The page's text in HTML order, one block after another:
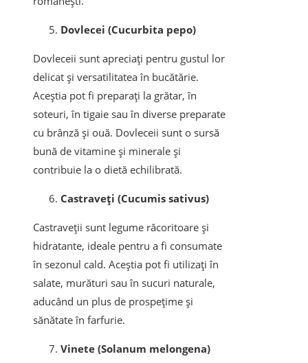
Dovlecei (Cucurbita pepo)
Dovleceii sunt apreciați pentru gustul lor
delicat și versatilitatea în bucătărie.
Aceștia pot fi preparați la grătar, în
soteuri, în tigaie sau în diverse preparate
cu brânză și ouă. Dovleceii sunt o sursă
bună de vitamine și minerale și
contribuie la o dietă echilibrată.
Castraveți (Cucumis sativus)
Castraveții sunt legume răcoritoare și
hidratante, ideale pentru a fi consumate
în sezonul cald. Aceștia pot fi utilizați în
salate, murături sau în sucuri naturale,
aducând un plus de prospețime și
sănătate în farfurie.
Vinete (Solanum melongena)